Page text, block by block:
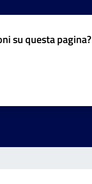
su questa pagina?